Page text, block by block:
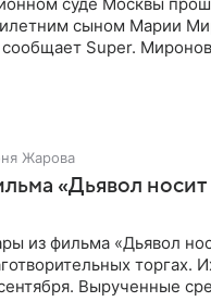
сыном Марии
Super.
Жарова
«Дьявол носит
из фильма «Дьявол
торгах.
Вырученные